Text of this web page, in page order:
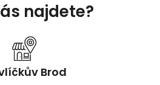
najdete?
Brod